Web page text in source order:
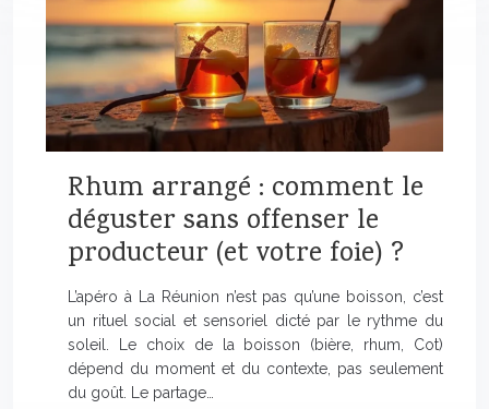
Rhum arrangé : comment le
déguster sans offenser le
producteur (et votre foie) ?
L’apéro à La Réunion n’est pas qu’une boisson, c’est
un rituel social et sensoriel dicté par le rythme du
soleil. Le choix de la boisson (bière, rhum, Cot)
dépend du moment et du contexte, pas seulement
du goût. Le partage…